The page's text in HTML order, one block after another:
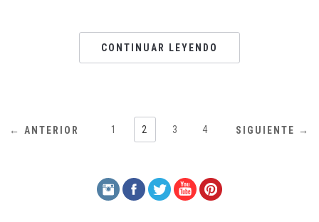
CONTINUAR LEYENDO
← ANTERIOR 1 2 3 4 SIGUIENTE →